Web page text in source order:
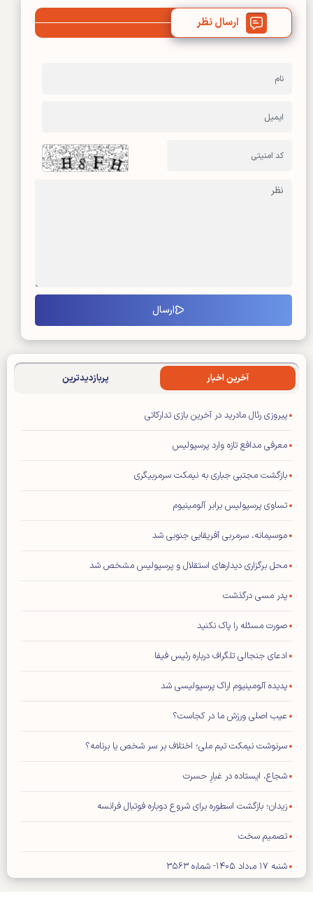
ارسال نظر
آخرین اخبار پربازدیدترین
پیروزی رئال مادرید در آخرین بازی تدارکاتی
معرفی مدافع تازه وارد پرسپولیس
بازگشت مجتبی جباری به نیمکت سرمربیگری
تساوی پرسپولیس برابر آلومینیوم
موسیمانه، سرمربی آفریقایی جنوبی شد
محل برگزاری دیدار‌های استقلال و پرسپولیس مشخص شد
پدر مسی درگذشت
صورت مسئله را پاک نکنید
ادعای جنجالی تلگراف درباره رئیس فیفا
پدیده آلومینیوم اراک پرسپولیسی شد
عیب اصلی ورزش ما در کجاست؟
سرنوشت نیمکت تیم ملی؛ اختلاف بر سر شخص یا برنامه؟
شجاع، ایستاده در غبارِ حسرت
زیدان؛ بازگشت اسطوره برای شروع دوباره فوتبال فرانسه
تصمیم سخت
شنبه ۱۷ مرداد ۱۴۰۵- شماره ۳۵۶۳